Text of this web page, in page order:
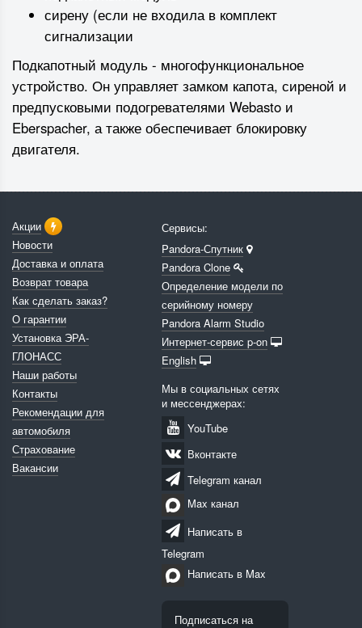
сирену (если не входила в комплект
сигнализации
Подкапотный модуль - многофункциональное
устройство. Он управляет замком капота, сиреной и
предпусковыми подогревателями Webasto и
Eberspacher, а также обеспечивает блокировку
двигателя.
Акции
Новости
Доставка и оплата
Возврат товара
Как сделать заказ?
О гарантии
Установка ЭРА-
ГЛОНАСС
Наши работы
Контакты
Рекомендации для
автомобиля
Страхование
Вакансии
Сервисы:
Pandora-Спутник
Pandora Clone
Определение модели по
серийному номеру
Pandora Alarm Studio
Интернет-сервис p-on
English
Мы в социальных сетях
и мессенджерах:
YouTube
Вконтакте
Telegram канал
Max канал
Написать в
Telegram
Написать в Max
Подписаться на